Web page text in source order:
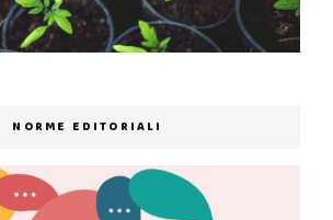
NORME EDITORIALI